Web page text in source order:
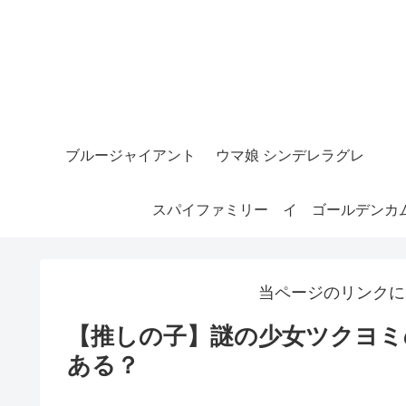
ブルージャイアント ウマ娘 シンデレラグレ
イ
スパイファミリー ゴールデンカ
当ページのリンク
【推しの子】謎の少女ツクヨ
ある？